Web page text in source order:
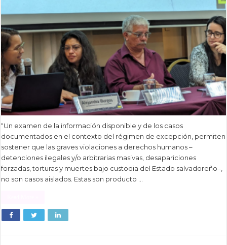
“Un examen de la información disponible y de los casos
documentados en el contexto del régimen de excepción, permiten
sostener que las graves violaciones a derechos humanos –
detenciones ilegales y/o arbitrarias masivas, desapariciones
forzadas, torturas y muertes bajo custodia del Estado salvadoreño–,
no son casos aislados. Estas son producto …